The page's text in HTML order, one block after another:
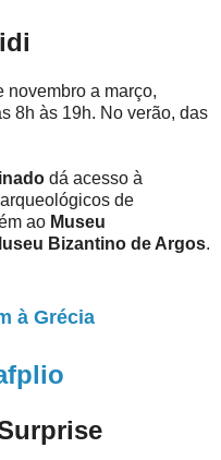
novembro a março,
8h às 19h. No verão, das
dá acesso à
de
ao Museu
Bizantino de Argos.
à Grécia